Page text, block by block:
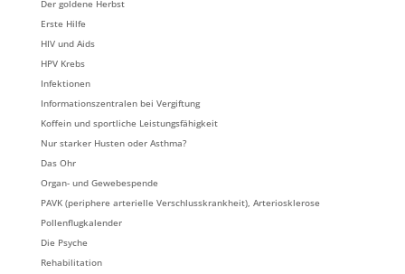
Der goldene Herbst
Erste Hilfe
HIV und Aids
HPV Krebs
Infektionen
Informationszentralen bei Vergiftung
Koffein und sportliche Leistungsfähigkeit
Nur starker Husten oder Asthma?
Das Ohr
Organ- und Gewebespende
PAVK (periphere arterielle Verschlusskrankheit), Arteriosklerose
Pollenflugkalender
Die Psyche
Rehabilitation